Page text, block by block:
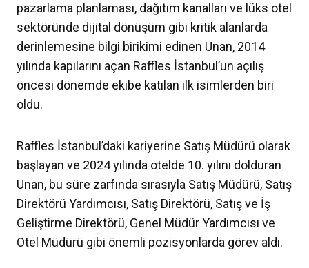
pazarlama planlaması, dağıtım kanalları ve lüks otel
sektöründe dijital dönüşüm gibi kritik alanlarda
derinlemesine bilgi birikimi edinen Unan, 2014
yılında kapılarını açan Raffles İstanbul’un açılış
öncesi dönemde ekibe katılan ilk isimlerden biri
oldu.
Raffles İstanbul’daki kariyerine Satış Müdürü olarak
başlayan ve 2024 yılında otelde 10. yılını dolduran
Unan, bu süre zarfında sırasıyla Satış Müdürü, Satış
Direktörü Yardımcısı, Satış Direktörü, Satış ve İş
Geliştirme Direktörü, Genel Müdür Yardımcısı ve
Otel Müdürü gibi önemli pozisyonlarda görev aldı.